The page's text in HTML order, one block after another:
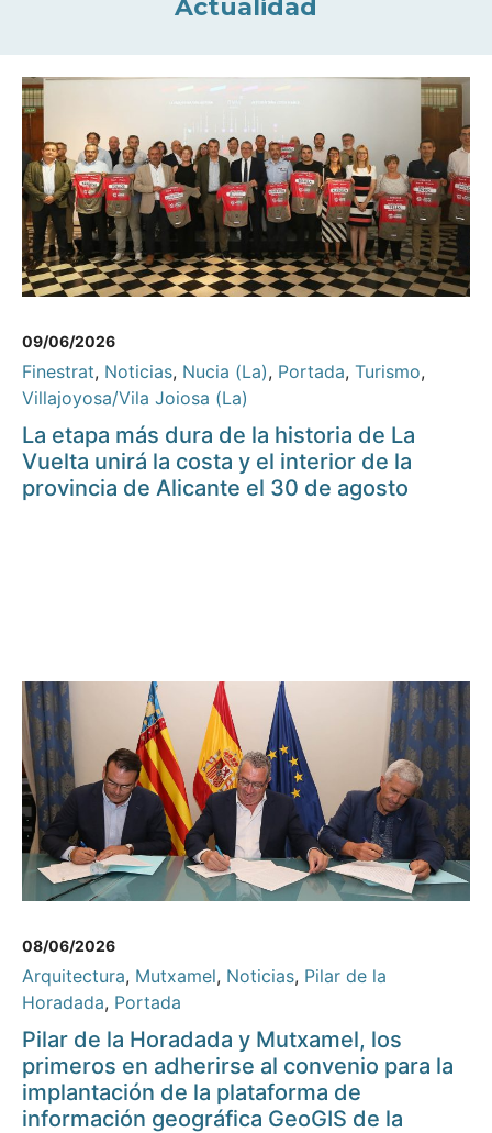
Actualidad
09/06/2026
Finestrat, Noticias, Nucia (La), Portada, Turismo,
Villajoyosa/Vila Joiosa (La)
La etapa más dura de la historia de La
Vuelta unirá la costa y el interior de la
provincia de Alicante el 30 de agosto
08/06/2026
Arquitectura, Mutxamel, Noticias, Pilar de la
Horadada, Portada
Pilar de la Horadada y Mutxamel, los
primeros en adherirse al convenio para la
implantación de la plataforma de
información geográfica GeoGIS de la